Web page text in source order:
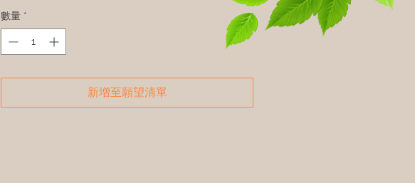
數量 *
新增至願望清單